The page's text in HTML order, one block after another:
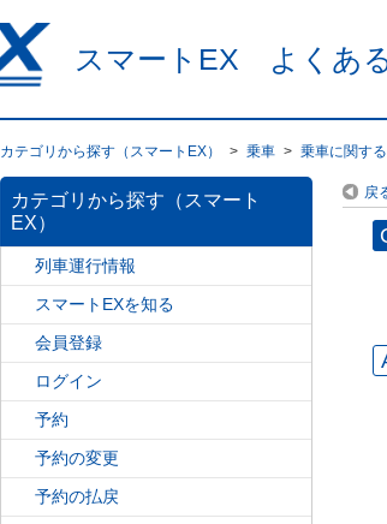
スマートEX よくあ
カテゴリから探す（スマートEX） > 乗車 > 乗車に関す
カテゴリから探す（スマート
EX）
列車運行情報
スマートEXを知る
会員登録
ログイン
予約
予約の変更
予約の払戻
戻